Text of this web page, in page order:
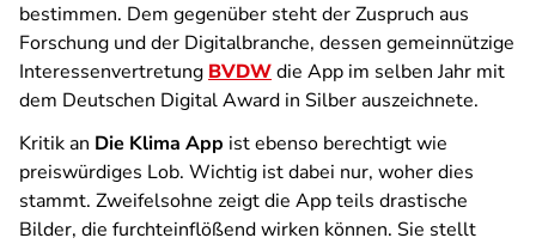
bestimmen. Dem gegenüber steht der Zuspruch aus
Forschung und der Digitalbranche, dessen gemeinnützige
Interessenvertretung BVDWdie App im selben Jahr mit
dem Deutschen Digital Award in Silber auszeichnete.
Kritik an Die Klima App ist ebenso berechtigt wie
preiswürdiges Lob. Wichtig ist dabei nur, woher dies
stammt. Zweifelsohne zeigt die App teils drastische
Bilder, die furchteinflößend wirken können. Sie stellt